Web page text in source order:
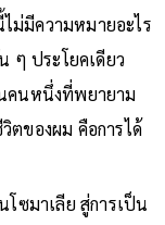
ม่มีความหมายอะไร
ๆ ประโยคเดียว
คนหนึ่งที่พยายาม
ตของผม คือการได้
ซมาเลีย สู่การเป็น